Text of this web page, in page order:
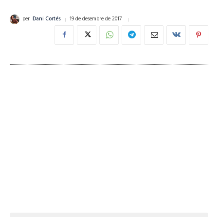
per Dani Cortés 19 de desembre de 2017